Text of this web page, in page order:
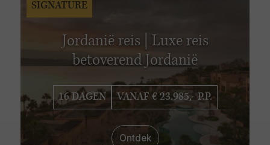
Jordanië reis | Luxe reis
betoverend Jordanië
16 DAGEN VANAF € 23.985,- P.P.
Ontdek
SIGNATURE